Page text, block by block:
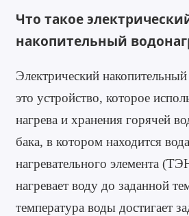
Что такое
накопительный
Электрический накопительный
это устройство, которое
нагрева и хранения горячей
бака, в котором находится
нагревательного элемента
нагревает воду до заданной
температура воды достигает